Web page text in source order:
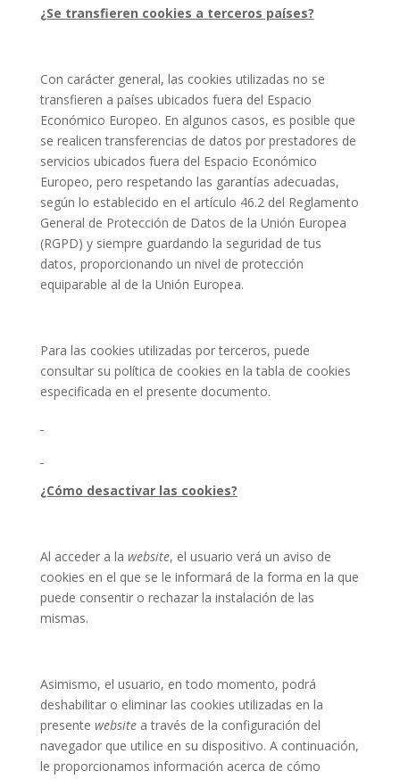
¿Se transfieren cookies a terceros países?
Con carácter general, las cookies utilizadas no se
transfieren a países ubicados fuera del Espacio
Económico Europeo. En algunos casos, es posible que
se realicen transferencias de datos por prestadores de
servicios ubicados fuera del Espacio Económico
Europeo, pero respetando las garantías adecuadas,
según lo establecido en el artículo 46.2 del Reglamento
General de Protección de Datos de la Unión Europea
(RGPD) y siempre guardando la seguridad de tus
datos, proporcionando un nivel de protección
equiparable al de la Unión Europea.
Para las cookies utilizadas por terceros, puede
consultar su política de cookies en la tabla de cookies
especificada en el presente documento.
¿Cómo desactivar las cookies?
Al acceder a la website, el usuario verá un aviso de
cookies en el que se le informará de la forma en la que
puede consentir o rechazar la instalación de las
mismas.
Asimismo, el usuario, en todo momento, podrá
deshabilitar o eliminar las cookies utilizadas en la
presente websitea través de la configuración del
navegador que utilice en su dispositivo. A continuación,
le proporcionamos información acerca de cómo